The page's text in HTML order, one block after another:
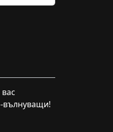
вълнуващи!